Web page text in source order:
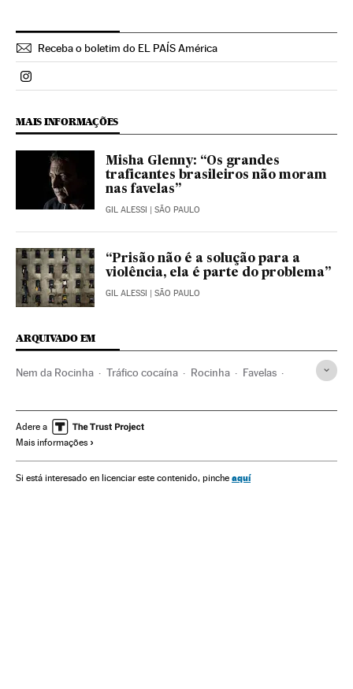
Receba o boletim do EL PAÍS América
Politica El País Brasil en Instagram
MAIS INFORMAÇÕES
Misha Glenny: “Os grandes
traficantes brasileiros não moram
nas favelas”
GIL ALESSI | SÃO PAULO
“Prisão não é a solução para a
violência, ela é parte do problema”
GIL ALESSI | SÃO PAULO
ARQUIVADO EM
Nem da Rocinha Tráfico cocaína Rocinha Favelas
Habitação precária Narcotráfico
Prisa Noticias
América do Sul América Latina América Delitos
Adere a
Mais informações
Si está interesado en licenciar este contenido, pinche aquí